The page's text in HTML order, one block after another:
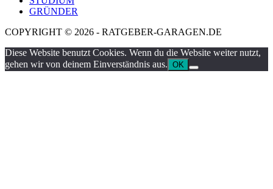
GRÜNDER
COPYRIGHT © 2026 - RATGEBER-GARAGEN.DE
Diese Website benutzt Cookies. Wenn du die Website weiter nutzt,
gehen wir von deinem Einverständnis aus. OK